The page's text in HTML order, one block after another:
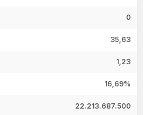
0
35,63
1,23
16,69%
22.213.687.500